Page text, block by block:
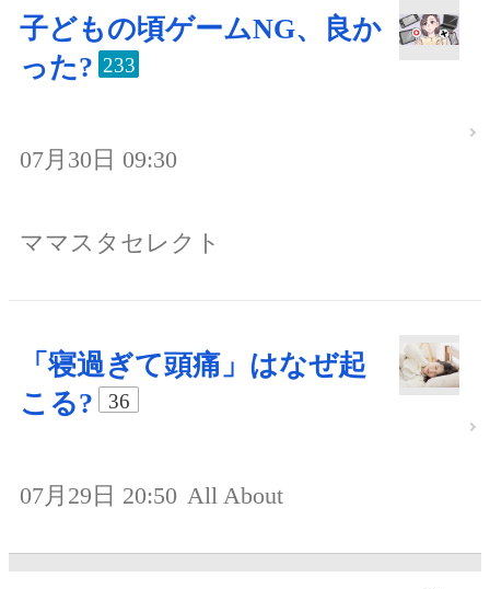
子どもの頃ゲームNG、良か
った? 233
07月30日 09:30
ママスタセレクト
「寝過ぎて頭痛」はなぜ起
こる?
36
07月29日 20:50 All About